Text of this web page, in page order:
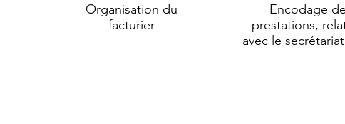
Organisation du
facturier
Encodage
prestations,
avec le